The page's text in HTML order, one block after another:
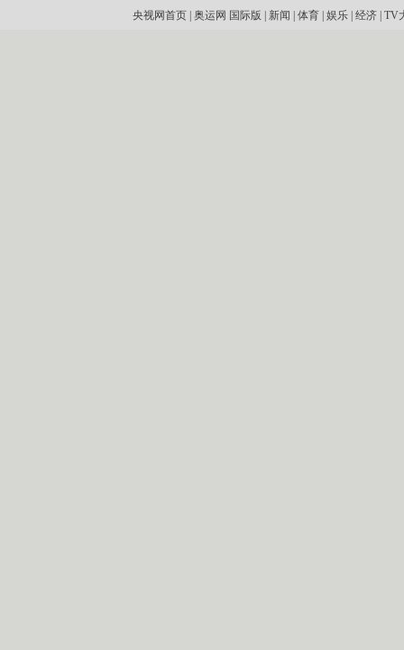
央视网首页| 奥运网 国际版 新闻 体育| 娱乐| 经济| TV